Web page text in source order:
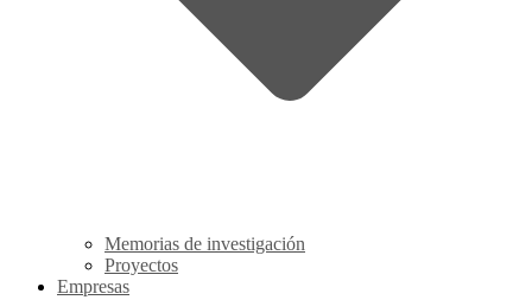
Memorias de investigación
Proyectos
Empresas